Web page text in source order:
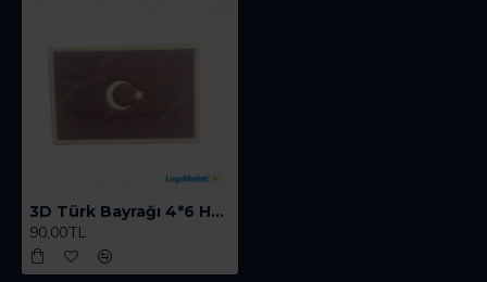
3D Türk Bayrağı 4*6 Haritalı Öz.Hrk.
90,00TL